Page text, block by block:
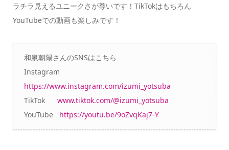
ラチラ見えるユニークさが尊いです！TikTokはもちろん
YouTubeでの動画も楽しみです！
和泉朝陽さんのSNSはこちら
Instagram
https://www.instagram.com/izumi_yotsuba
TikTok www.tiktok.com/@izumi_yotsuba
YouTube https://youtu.be/9oZvqKaj7-Y